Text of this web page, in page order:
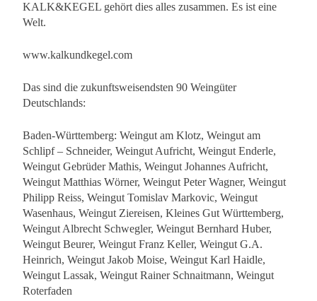
KALK&KEGEL gehört dies alles zusammen. Es ist eine
Welt.
www.kalkundkegel.com
Das sind die zukunftsweisendsten 90 Weingüter
Deutschlands:
Baden-Württemberg: Weingut am Klotz, Weingut am
Schlipf – Schneider, Weingut Aufricht, Weingut Enderle,
Weingut Gebrüder Mathis, Weingut Johannes Aufricht,
Weingut Matthias Wörner, Weingut Peter Wagner, Weingut
Philipp Reiss, Weingut Tomislav Markovic, Weingut
Wasenhaus, Weingut Ziereisen, Kleines Gut Württemberg,
Weingut Albrecht Schwegler, Weingut Bernhard Huber,
Weingut Beurer, Weingut Franz Keller, Weingut G.A.
Heinrich, Weingut Jakob Moise, Weingut Karl Haidle,
Weingut Lassak, Weingut Rainer Schnaitmann, Weingut
Roterfaden